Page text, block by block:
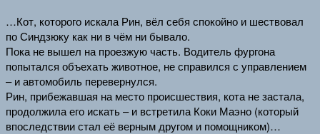
…Кот, которого искала Рин, вёл себя спокойно и шествовал
по Синдзюку как ни в чём ни бывало.
Пока не вышел на проезжую часть. Водитель фургона
попытался объехать животное, не справился с управлением
– и автомобиль перевернулся.
Рин, прибежавшая на место происшествия, кота не застала,
продолжила его искать – и встретила Коки Маэно (который
впоследствии стал её верным другом и помощником)…